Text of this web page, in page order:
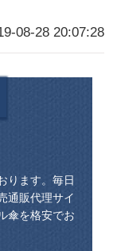
08-28 20:07:28
ります。毎日
通販代理サイ
傘を格安でお